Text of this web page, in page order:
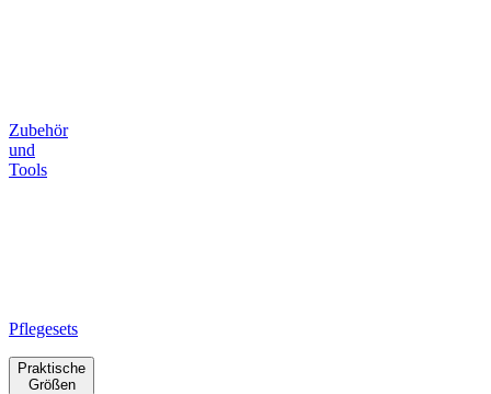
Zubehör
und
Tools
Pflegesets
Praktische
Größen